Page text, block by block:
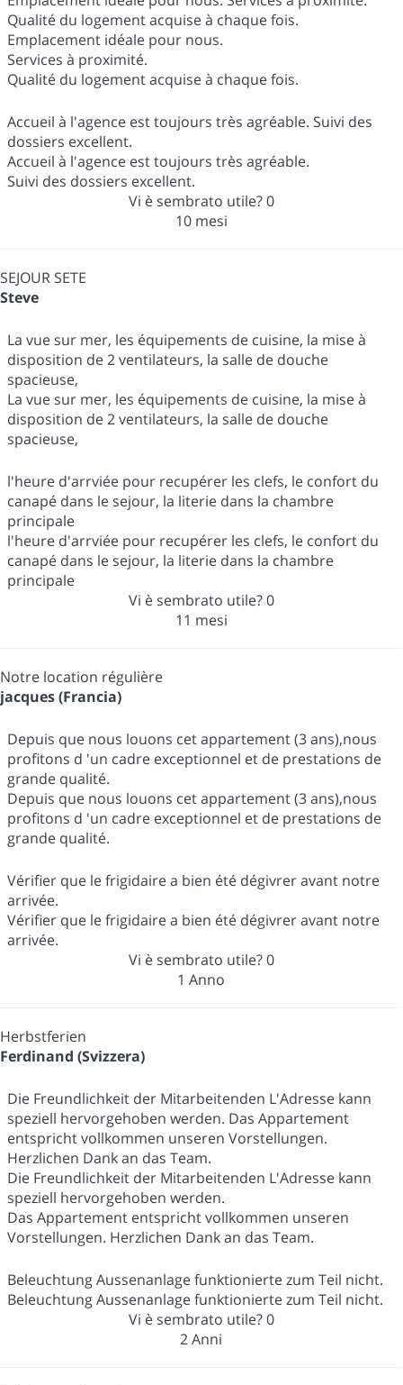
Qualité du logement acquise à chaque fois.
Emplacement idéale pour nous.
Services à proximité.
Qualité du logement acquise à chaque fois.
Accueil à l'agence est toujours très agréable. Suivi des
dossiers excellent.
Accueil à l'agence est toujours très agréable.
Suivi des dossiers excellent.
Vi è sembrato utile?0
10 mesi
SEJOUR SETE
Steve
La vue sur mer, les équipements de cuisine, la mise à
disposition de 2 ventilateurs, la salle de douche
spacieuse,
La vue sur mer, les équipements de cuisine, la mise à
disposition de 2 ventilateurs, la salle de douche
spacieuse,
l'heure d'arrviée pour recupérer les clefs, le confort du
canapé dans le sejour, la literie dans la chambre
principale
l'heure d'arrviée pour recupérer les clefs, le confort du
canapé dans le sejour, la literie dans la chambre
principale
Vi è sembrato utile?0
11 mesi
Notre location régulière
jacques (Francia)
Depuis que nous louons cet appartement (3 ans),nous
profitons d 'un cadre exceptionnel et de prestations de
grande qualité.
Depuis que nous louons cet appartement (3 ans),nous
profitons d 'un cadre exceptionnel et de prestations de
grande qualité.
Vérifier que le frigidaire a bien été dégivrer avant notre
arrivée.
Vérifier que le frigidaire a bien été dégivrer avant notre
arrivée.
Vi è sembrato utile?0
1 Anno
Herbstferien
Ferdinand (Svizzera)
Die Freundlichkeit der Mitarbeitenden L'Adresse kann
speziell hervorgehoben werden. Das Appartement
entspricht vollkommen unseren Vorstellungen.
Herzlichen Dank an das Team.
Die Freundlichkeit der Mitarbeitenden L'Adresse kann
speziell hervorgehoben werden.
Das Appartement entspricht vollkommen unseren
Vorstellungen. Herzlichen Dank an das Team.
Beleuchtung Aussenanlage funktionierte zum Teil nicht.
Beleuchtung Aussenanlage funktionierte zum Teil nicht.
Vi è sembrato utile?0
2 Anni